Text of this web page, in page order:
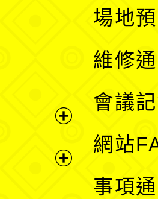
單
場地
維修
會議
網站
事項